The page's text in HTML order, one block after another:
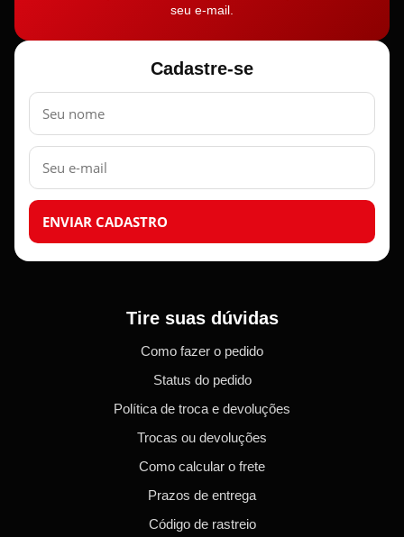
seu e-mail.
Cadastre-se
Nome
E-
mail
ENVIAR CADASTRO
Tire suas dúvidas
Como fazer o pedido
Status do pedido
Política de troca e devoluções
Trocas ou devoluções
Como calcular o frete
Prazos de entrega
Código de rastreio